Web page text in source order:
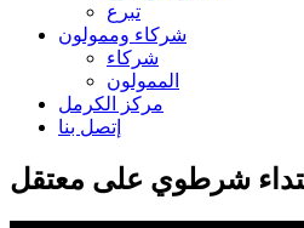
تبرع
شركاء وممولون
شركاء
الممولون
مركز الكرمل
إتصل بنا
شرطوي على معتقل